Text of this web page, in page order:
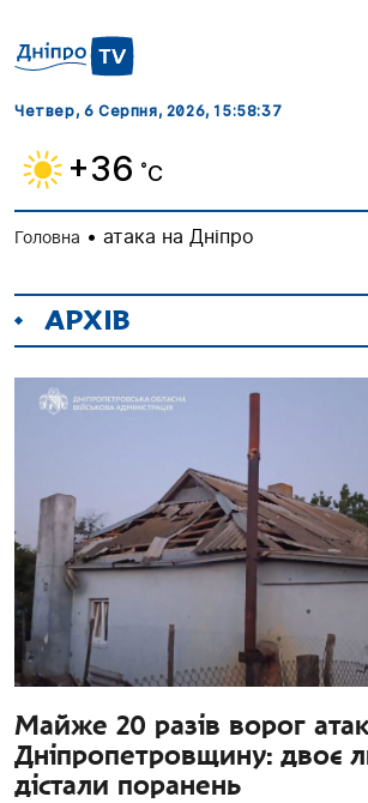
Четвер, 6 Серпня, 2026, 15:58:40
+36 ˚C
Головна • атака на Дніпро
АРХІВ
Майже 20 разів ворог
Дніпропетровщину: двоє
дістали поранень